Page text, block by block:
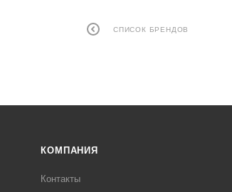
СПИСОК БРЕНДОВ
КОМПАНИЯ
Контакты